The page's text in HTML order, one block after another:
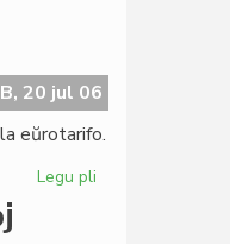
fermas
sian
unuan
20 jul 06
eŭrotarifo.
Legu pli